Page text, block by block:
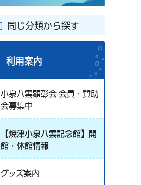
同じ分類から探す
利用案内
小泉八雲顕彰会 会員・賛助
会募集中
【焼津小泉八雲記念館】開
館・休館情報
グッズ案内